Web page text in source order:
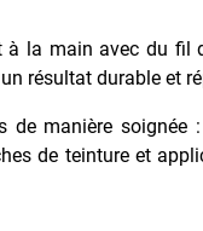
à la main avec du fil
résultat durable et
de manière soignée
de teinture et